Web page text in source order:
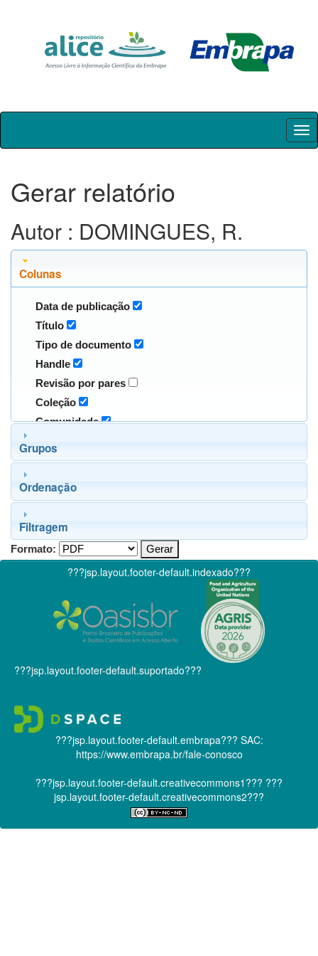
Skip
Gerar relatório
Autor : DOMINGUES, R.
Colunas
Data de publicação
Título
Tipo de documento
Handle
Revisão por pares
Coleção
Comunidade
Grupos
Ordenação
Filtragem
Formato:
???jsp.layout.footer-default.indexado???
???jsp.layout.footer-default.suportado???
???jsp.layout.footer-default.embrapa??? SAC:
https://www.embrapa.br/fale-conosco
???jsp.layout.footer-default.creativecommons1??? ???
jsp.layout.footer-default.creativecommons2???